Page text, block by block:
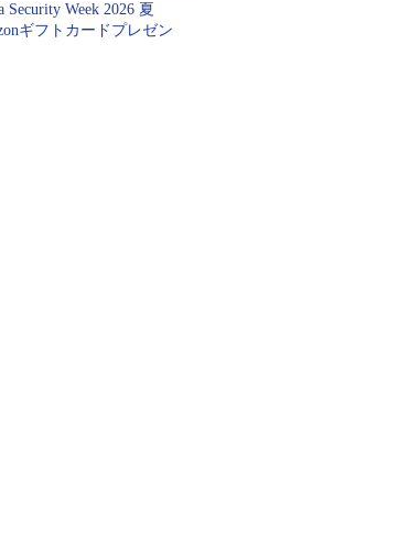
Security Week 2026 夏
ギフトカードプレゼン